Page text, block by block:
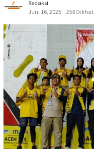
Redaksi
Juni 16, 2025
258 Dilihat